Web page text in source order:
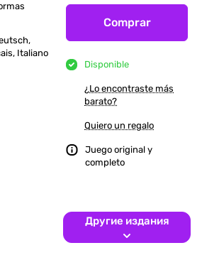
Italiano
Comprar
Disponible
¿Lo encontraste más
barato?
Quiero un regalo
Juego original y
completo
Другие издания